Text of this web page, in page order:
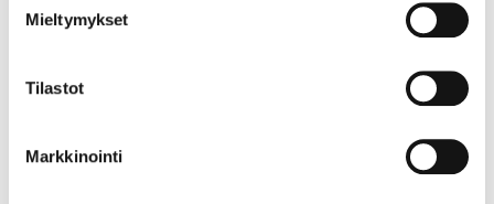
Mieltymykset
Tilastot
Markkinointi